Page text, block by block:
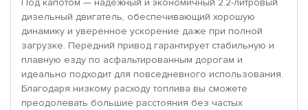
Под капотом — надёжный и экономичный 2.2-литровый
дизельный двигатель, обеспечивающий хорошую
динамику и уверенное ускорение даже при полной
загрузке. Передний привод гарантирует стабильную и
плавную езду по асфальтированным дорогам и
идеально подходит для повседневного использования.
Благодаря низкому расходу топлива вы сможете
преодолевать большие расстояния без частых